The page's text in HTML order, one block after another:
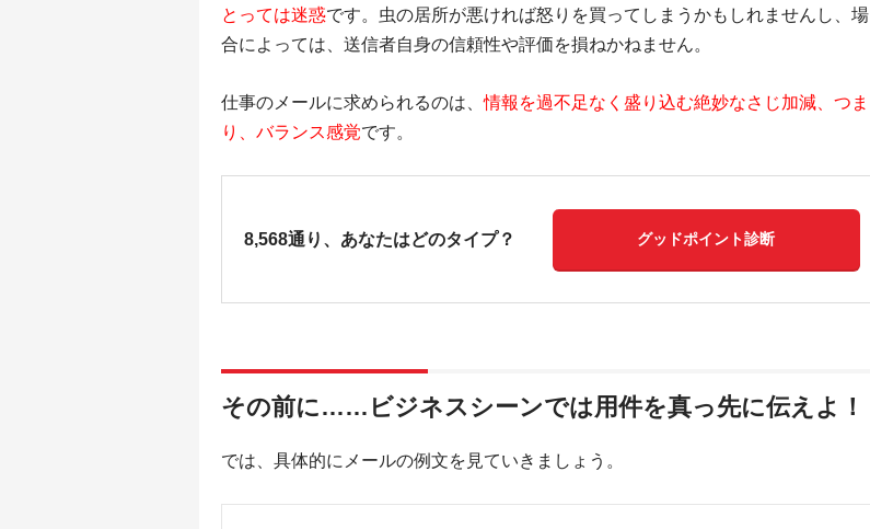
とっては迷惑です。虫の居所が悪ければ怒りを買ってしまうかもしれませんし、場
合によっては、送信者自身の信頼性や評価を損ねかねません。
仕事のメールに求められるのは、情報を過不足なく盛り込む絶妙なさじ加減、つま
り、バランス感覚です。
8,568通り、あなたはどのタイプ？ グッドポイント診断
その前に……ビジネスシーンでは用件を真っ先に伝えよ！
では、具体的にメールの例文を見ていきましょう。